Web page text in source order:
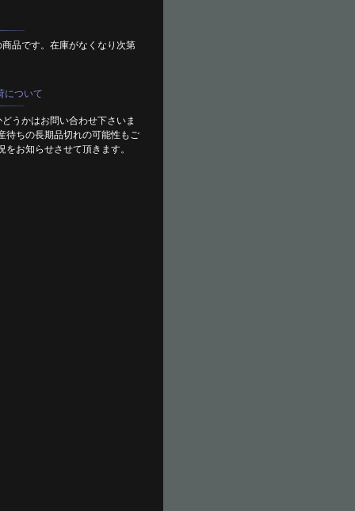
品です。在庫がなくなり次第
について
うかはお問い合わせ下さいま
待ちの長期品切れの可能性もご
をお知らせさせて頂きます。